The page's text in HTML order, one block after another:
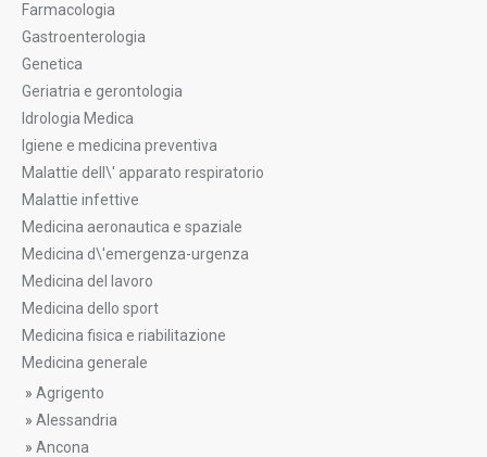
Farmacologia
Gastroenterologia
Genetica
Geriatria e gerontologia
Idrologia Medica
Igiene e medicina preventiva
Malattie dell\' apparato respiratorio
Malattie infettive
Medicina aeronautica e spaziale
Medicina d\'emergenza-urgenza
Medicina del lavoro
Medicina dello sport
Medicina fisica e riabilitazione
Medicina generale
» Agrigento
» Alessandria
» Ancona